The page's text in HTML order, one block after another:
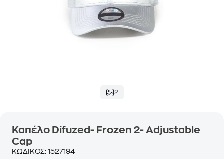
2
Καπέλο Difuzed- Frozen 2- Adjustable
Cap
ΚΩΔΙΚΟΣ: 1527194